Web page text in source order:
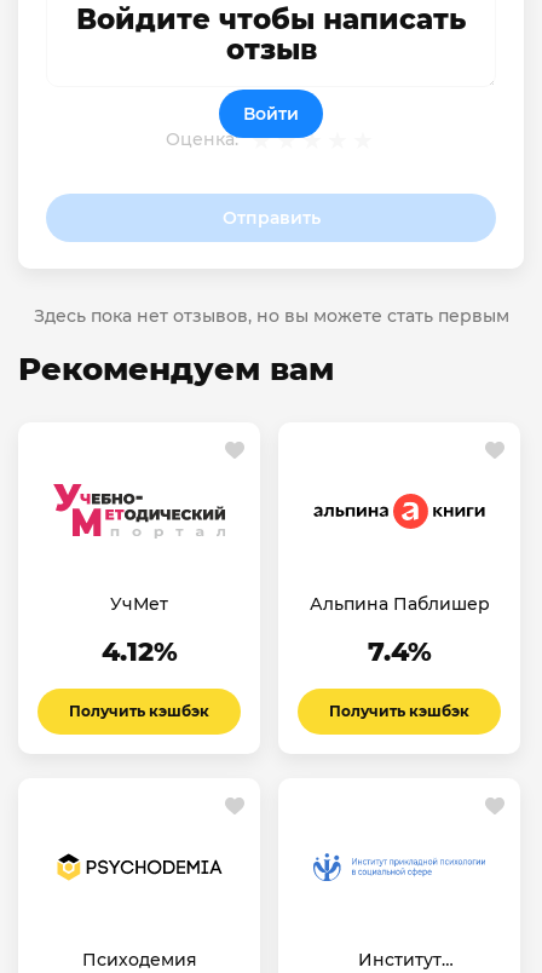
Оценка:
Отправить
Войдите чтобы написать
отзыв
Войти
Здесь пока нет отзывов, но вы можете стать первым
Рекомендуем вам
УчМет
4.12%
Получить кэшбэк
Альпина Паблишер
7.4%
Получить кэшбэк
Психодемия
Институт